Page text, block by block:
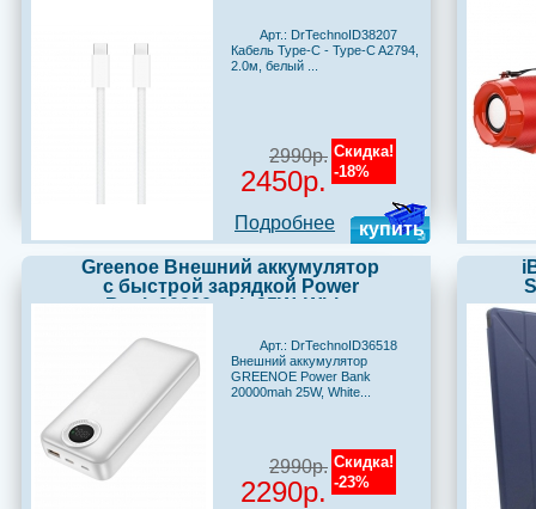
Арт.: DrTechnoID38207
Кабель Type-C - Type-C A2794,
2.0м, белый ...
2990р. Скидка!
-18%
2450р.
Подробнее купить
Greenoe Внешний аккумулятор
с быстрой зарядкой Power
Bank 20000mah 25W, White
Арт.: DrTechnoID36518
Внешний аккумулятор
GREENOE Power Bank
20000mah 25W, White...
2990р. Скидка!
-23%
2290р.